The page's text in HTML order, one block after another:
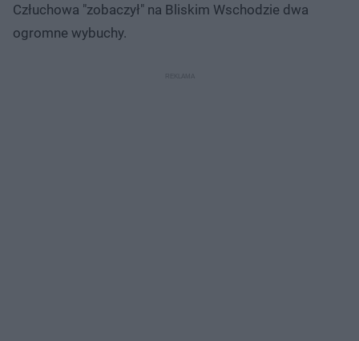
Człuchowa "zobaczył" na Bliskim Wschodzie dwa
ogromne wybuchy.